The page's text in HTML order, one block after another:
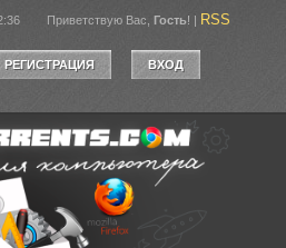
Приветствую Вас Гость! | RSS
РЕГИСТРАЦИЯ ВХОД